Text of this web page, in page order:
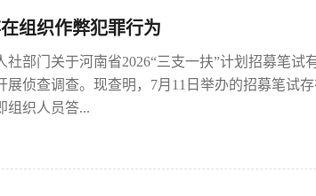
组织作弊犯罪行为
部门关于河南省2026“三支一扶”计划招募笔试
侦查调查。现查明，7月11日举办的招募笔试存
组织人员答...